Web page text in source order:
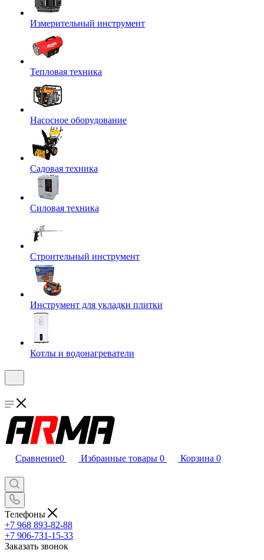
Измерительный инструмент
Тепловая техника
Насосное оборудование
Садовая техника
Силовая техника
Строительный инструмент
Инструмент для укладки плитки
Котлы и водонагреватели
Сравнение0 Избранные товары 0 Корзина 0
Телефоны
+7 968 893-82-88
+7 906-731-15-33
Заказать звонок